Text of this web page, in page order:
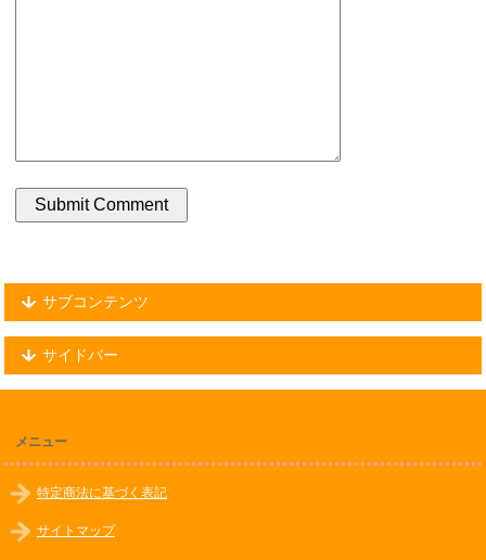
サブコンテンツ
サイドバー
メニュー
特定商法に基づく表記
サイトマップ